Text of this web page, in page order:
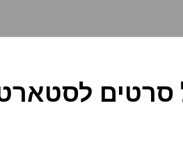
סרטים